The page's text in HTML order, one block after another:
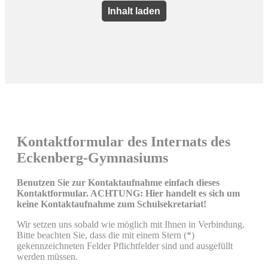
Kontaktformular des Internats des
Eckenberg-Gymnasiums
Benutzen Sie zur Kontaktaufnahme einfach dieses
Kontaktformular. ACHTUNG: Hier handelt es sich um
keine Kontaktaufnahme zum Schulsekretariat!
Wir setzen uns sobald wie möglich mit Ihnen in Verbindung.
Bitte beachten Sie, dass die mit einem Stern (*)
gekennzeichneten Felder Pflichtfelder sind und ausgefüllt
werden müssen.